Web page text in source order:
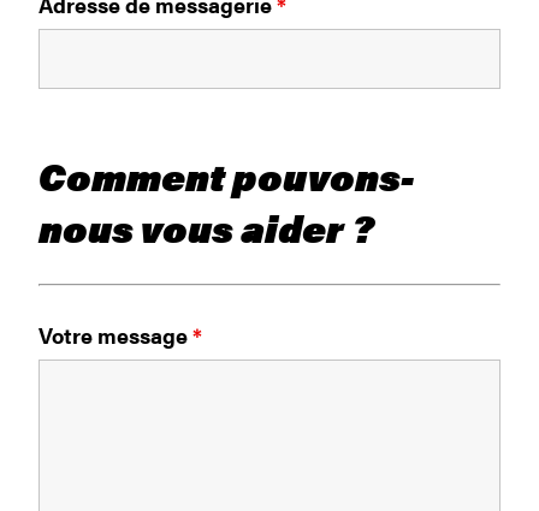
Comment pouvons-
nous vous aider ?
Votre message*